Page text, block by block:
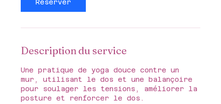
Réserver
Description du service
Une pratique de yoga douce contre un
mur, utilisant le dos et une balançoire
pour soulager les tensions, améliorer la
posture et renforcer le dos.